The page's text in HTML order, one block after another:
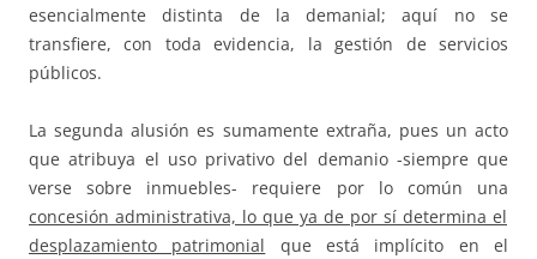
esencialmente distinta de la demanial; aquí no se
transfiere, con toda evidencia, la gestión de servicios
públicos.
La segunda alusión es sumamente extraña, pues un acto
que atribuya el uso privativo del demanio -siempre que
verse sobre inmuebles- requiere por lo común una
concesión administrativa, lo que ya de por sí determina el
desplazamiento patrimonial que está implícito en el